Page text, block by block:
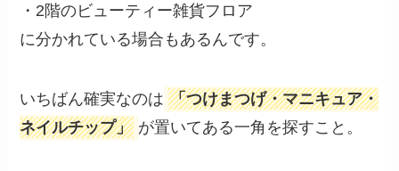
・2階のビューティー雑貨フロア
に分かれている場合もあるんです。
いちばん確実なのは 「つけまつげ・マニキュア・
ネイルチップ」 が置いてある一角を探すこと。